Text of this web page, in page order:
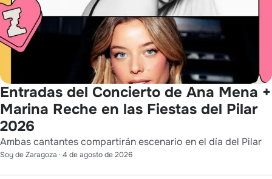
Entradas del Concierto de Ana Mena +
Marina Reche en las Fiestas del Pilar
2026
Ambas cantantes compartirán escenario en el día del Pilar
Soy de Zaragoza · 4 de agosto de 2026